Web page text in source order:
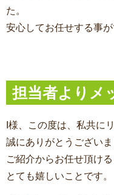
た。
安心してお任せする事が
担当者よりメ
I様、この度は、私共に
誠にありがとうございま
ご紹介からお任せ頂け
とても嬉しいことです。